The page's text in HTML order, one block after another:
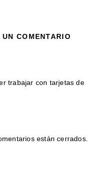
COMENTARIO
trabajar con tarjetas de
están cerrados.